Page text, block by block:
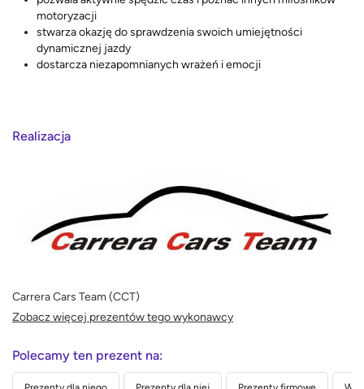
motoryzacji
stwarza okazję do sprawdzenia swoich umiejętności
dynamicznej jazdy
dostarcza niezapomnianych wrażeń i emocji
Realizacja
Carrera Cars Team (CCT)
Zobacz więcej prezentów tego wykonawcy
Polecamy ten prezent na: